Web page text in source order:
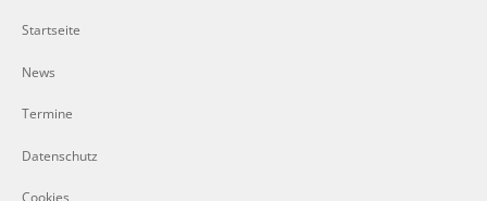
Startseite
News
Termine
Datenschutz
Cookies